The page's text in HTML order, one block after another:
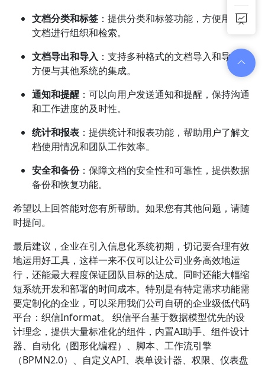
文档分类和标签 ：提供分类和标签功能，方便用户对
文档进行组织和检索。
文档导出和导入 ：支持多种格式的文档导入和导出，
方便与其他系统的集成。
通知和提醒 ：可以向用户发送通知和提醒，保持沟通
和工作进度的及时性。
统计和报表 ：提供统计和报表功能，帮助用户了解文
档使用情况和团队工作效率。
安全和备份：保障文档的安全性和可靠性，提供数据
备份和恢复功能。
希望以上回答能对您有所帮助。如果您有其他问题，请随
时提问。
最后建议，企业在引入信息化系统初期，切记要合理有效
地运用好工具，这样一来不仅可以让公司业务高效地运
行，还能最大程度保证团队目标的达成。同时还能大幅缩
短系统开发和部署的时间成本。特别是有特定需求功能需
要定制化的企业，可以采用我们公司自研的企业级低代码
平台：织信Informat。 织信平台基于数据模型优先的设
计理念，提供大量标准化的组件，内置AI助手、组件设计
器、自动化（图形化编程）、脚本、工作流引擎
（BPMN2.0）、自定义API、表单设计器、权限、仪表盘